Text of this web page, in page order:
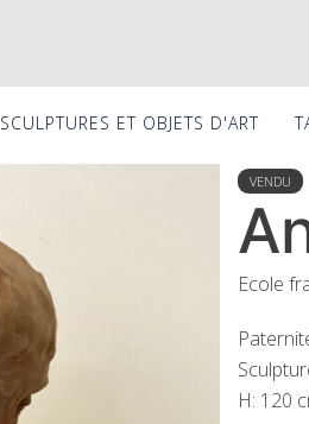
SCULPTURES ET OBJETS D'ART
VENDU
Ecole
H: 120